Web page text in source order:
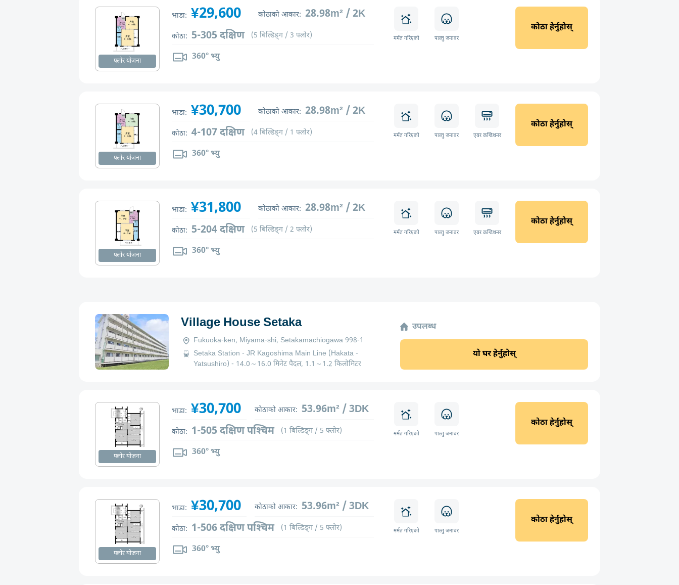
फ्लोर योजना
भाडा: ¥29,600 कोठाको आकार: 28.98m² / 2K
कोठा: 5-305 दक्षिण (5 बिल्डिङ्ग / 3 फ्लोर)
360° भ्यु
मर्मत गरिएको पाल्तु जनावर
कोठा हेर्नुहोस्
फ्लोर योजना
भाडा: ¥30,700 कोठाको आकार: 28.98m² / 2K
कोठा: 4-107 दक्षिण (4 बिल्डिङ्ग / 1 फ्लोर)
360° भ्यु
मर्मत गरिएको पाल्तु जनावर एयर कन्डिशनर
कोठा हेर्नुहोस्
फ्लोर योजना
भाडा: ¥31,800 कोठाको आकार: 28.98m² / 2K
कोठा: 5-204 दक्षिण (5 बिल्डिङ्ग / 2 फ्लोर)
360° भ्यु
मर्मत गरिएको पाल्तु जनावर एयर कन्डिशनर
कोठा हेर्नुहोस्
Village House Setaka
Fukuoka-ken, Miyama-shi, Setakamachiogawa 998-1
Setaka Station - JR Kagoshima Main Line (Hakata -
Yatsushiro) - 14.0～16.0 मिनेट पैदल, 1.1～1.2 किलोमिटर
उपलब्ध
यो घर हेर्नुहोस्
फ्लोर योजना
भाडा: ¥30,700 कोठाको आकार: 53.96m² / 3DK
कोठा: 1-505 दक्षिण पश्चिम (1 बिल्डिङ्ग / 5 फ्लोर)
360° भ्यु
मर्मत गरिएको पाल्तु जनावर
कोठा हेर्नुहोस्
फ्लोर योजना
भाडा: ¥30,700 कोठाको आकार: 53.96m² / 3DK
कोठा: 1-506 दक्षिण पश्चिम (1 बिल्डिङ्ग / 5 फ्लोर)
360° भ्यु
मर्मत गरिएको पाल्तु जनावर
कोठा हेर्नुहोस्